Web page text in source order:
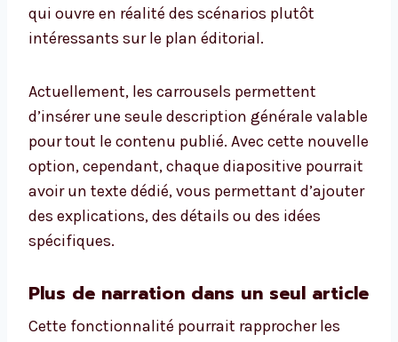
qui ouvre en réalité des scénarios plutôt
intéressants sur le plan éditorial.
Actuellement, les carrousels permettent
d’insérer une seule description générale valable
pour tout le contenu publié. Avec cette nouvelle
option, cependant, chaque diapositive pourrait
avoir un texte dédié, vous permettant d’ajouter
des explications, des détails ou des idées
spécifiques.
Plus de narration dans un seul article
Cette fonctionnalité pourrait rapprocher les